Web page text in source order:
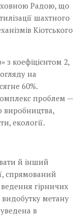
Радою, що
шахтного
Кіотського
коефіцієнтом 2,
на
60%.
проблем —
виробництва,
екології.
й інший
спрямований
гірничих
видобутку метану
в